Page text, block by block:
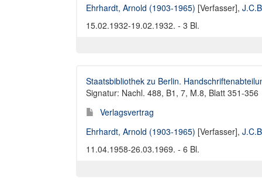
Ehrhardt, Arnold (1903-1965) [Verfasser],
15.02.1932-19.02.1932. - 3 Bl.
Staatsbibliothek zu Berlin.
Signatur: Nachl. 488, B1, 7, M.8, Blatt 351-356
Verlagsvertrag
Ehrhardt, Arnold (1903-1965) [Verfasser],
11.04.1958-26.03.1969. - 6 Bl.